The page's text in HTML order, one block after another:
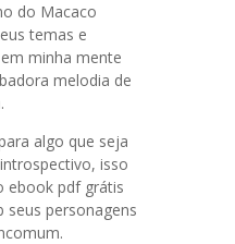
do Macaco
temas e
minha mente
melodia de
algo que seja
isso
ebook pdf grátis
seus personagens